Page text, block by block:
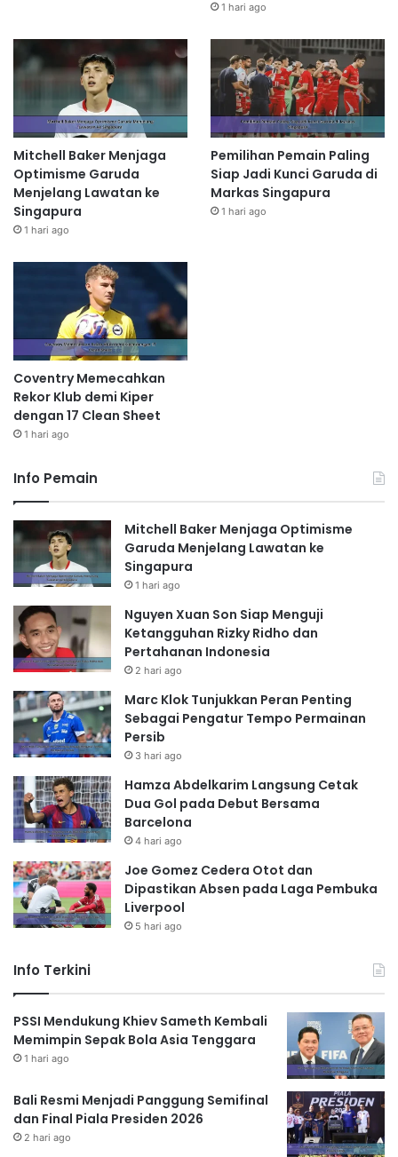
1 hari ago
Mitchell Baker Menjaga
Optimisme Garuda
Menjelang Lawatan ke
Singapura
1 hari ago
Pemilihan Pemain Paling
Siap Jadi Kunci Garuda di
Markas Singapura
1 hari ago
Coventry Memecahkan
Rekor Klub demi Kiper
dengan 17 Clean Sheet
1 hari ago
Info Pemain
Mitchell Baker Menjaga Optimisme
Garuda Menjelang Lawatan ke
Singapura
1 hari ago
Nguyen Xuan Son Siap Menguji
Ketangguhan Rizky Ridho dan
Pertahanan Indonesia
2 hari ago
Marc Klok Tunjukkan Peran Penting
Sebagai Pengatur Tempo Permainan
Persib
3 hari ago
Hamza Abdelkarim Langsung Cetak
Dua Gol pada Debut Bersama
Barcelona
4 hari ago
Joe Gomez Cedera Otot dan
Dipastikan Absen pada Laga Pembuka
Liverpool
5 hari ago
Info Terkini
PSSI Mendukung Khiev Sameth Kembali
Memimpin Sepak Bola Asia Tenggara
1 hari ago
Bali Resmi Menjadi Panggung Semifinal
dan Final Piala Presiden 2026
2 hari ago